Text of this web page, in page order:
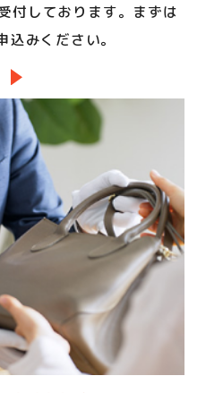
付しております。まずは
みください。